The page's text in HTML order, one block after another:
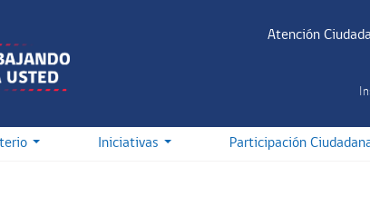
Atención
Iniciativas Participación